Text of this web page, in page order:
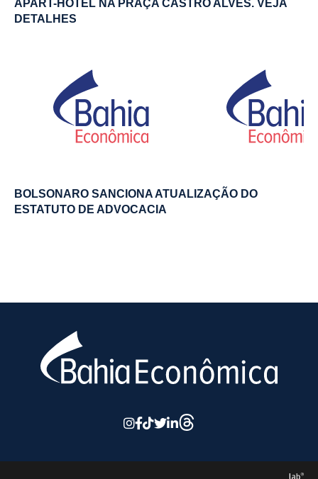
APART-HOTEL NA PRAÇA CASTRO ALVES. VEJA
DETALHES
BOLSONARO SANCIONA ATUALIZAÇÃO DO
ESTATUTO DE ADVOCACIA